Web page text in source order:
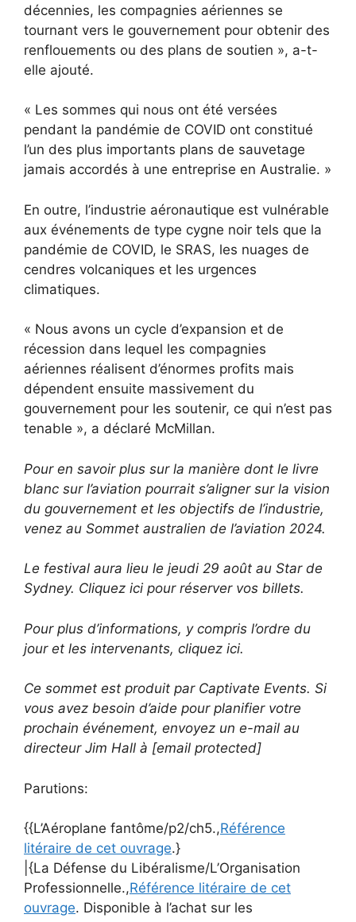
décennies, les compagnies aériennes se
tournant vers le gouvernement pour obtenir des
renflouements ou des plans de soutien », a-t-
elle ajouté.
« Les sommes qui nous ont été versées
pendant la pandémie de COVID ont constitué
l’un des plus importants plans de sauvetage
jamais accordés à une entreprise en Australie. »
En outre, l’industrie aéronautique est vulnérable
aux événements de type cygne noir tels que la
pandémie de COVID, le SRAS, les nuages ​​de
cendres volcaniques et les urgences
climatiques.
« Nous avons un cycle d’expansion et de
récession dans lequel les compagnies
aériennes réalisent d’énormes profits mais
dépendent ensuite massivement du
gouvernement pour les soutenir, ce qui n’est pas
tenable », a déclaré McMillan.
Pour en savoir plus sur la manière dont le livre
blanc sur l’aviation pourrait s’aligner sur la vision
du gouvernement et les objectifs de l’industrie,
venez au Sommet australien de l’aviation 2024.
Le festival aura lieu le jeudi 29 août au Star de
Sydney. Cliquez ici pour réserver vos billets.
Pour plus d’informations, y compris l’ordre du
jour et les intervenants, cliquez ici.
Ce sommet est produit par Captivate Events. Si
vous avez besoin d’aide pour planifier votre
prochain événement, envoyez un e-mail au
directeur Jim Hall à [email protected]
Parutions:
{{L’Aéroplane fantôme/p2/ch5.,Référence
litéraire de cet ouvrage.}
|{La Défense du Libéralisme/L’Organisation
Professionnelle.,Référence litéraire de cet
ouvrage. Disponible à l’achat sur les